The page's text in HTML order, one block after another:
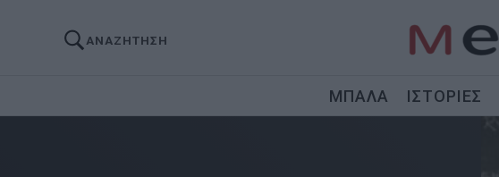
ΑΝΑΖΗΤΗΣΗ
ΜΠΑΛΑ ΙΣΤΟΡΙΕΣ